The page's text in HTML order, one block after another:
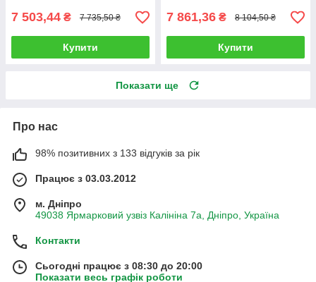
7 503,44 ₴ 7 735,50 ₴
Купити
7 861,36 ₴ 8 104,50 ₴
Купити
Показати ще
Про нас
98% позитивних з 133 відгуків за рік
Працює з 03.03.2012
м. Дніпро
49038 Ярмарковий узвіз Калініна 7а, Дніпро, Україна
Контакти
Сьогодні працює з 08:30 до 20:00
Показати весь графік роботи